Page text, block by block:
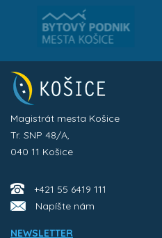
Magistrát mesta Košice
Tr. SNP 48/A,
040 11 Košice
+421 55 6419 111
Napíšte nám
NEWSLETTER